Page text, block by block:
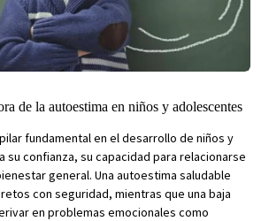
de la autoestima en niños y adolescentes
fundamental en el desarrollo de niños y
su confianza, su capacidad para relacionarse
general. Una autoestima saludable
con seguridad, mientras que una baja
en problemas emocionales como